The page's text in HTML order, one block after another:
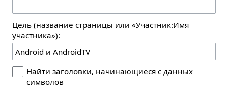
Цель (название страницы или «Участник:Имя
участника»):
Найти заголовки, начинающиеся с данных
символов